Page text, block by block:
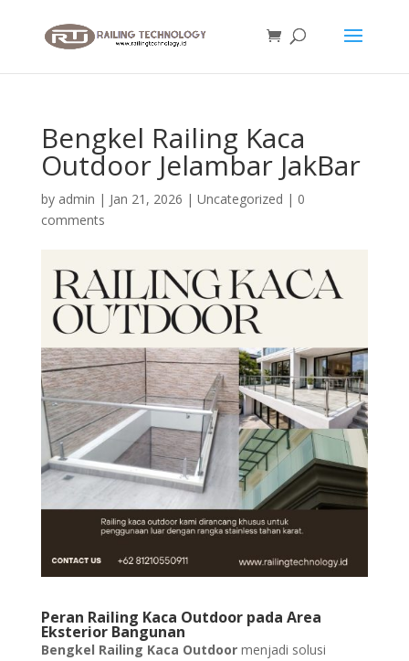
Bengkel Railing Kaca
Outdoor Jelambar JakBar
by admin | Jan 21, 2026 | Uncategorized | 0
comments
Peran Railing Kaca Outdoor pada Area
Eksterior Bangunan
Bengkel Railing Kaca Outdoormenjadi solusi